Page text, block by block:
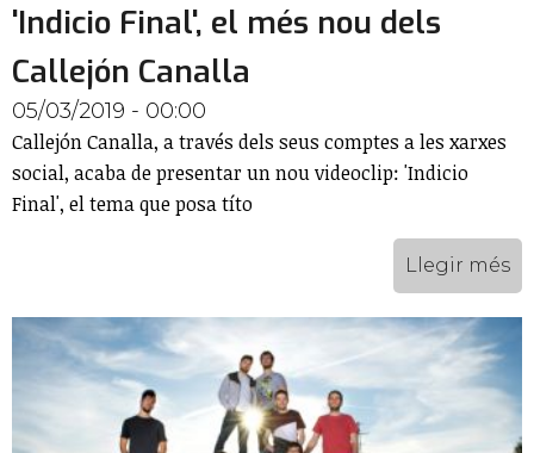
'Indicio Final', el més nou dels
Callejón Canalla
05/03/2019 - 00:00
Callejón Canalla, a través dels seus comptes a les xarxes
social, acaba de presentar un nou videoclip: 'Indicio
Final', el tema que posa títo
Llegir més